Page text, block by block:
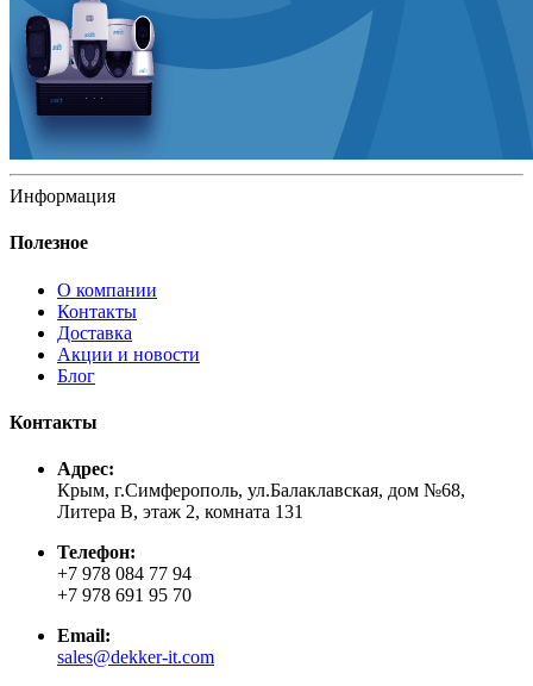
Информация
Полезное
О компании
Контакты
Доставка
Акции и новости
Блог
Контакты
Адрес:
Крым, г.Симферополь, ул.Балаклавская, дом №68,
Литера В, этаж 2, комната 131
Телефон:
+7 978 084 77 94
+7 978 691 95 70
Email:
sales@dekker-it.com